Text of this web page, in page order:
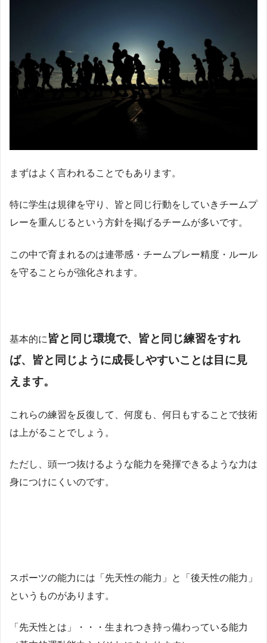
まずはよく言われることでもあります。
特に学生は規律を守り、皆と同じ行動をしていきチームプ
レーを重んじるという方針を掲げるチームが多いです。
この中で育まれるのは連帯感・チームプレー精度・ルール
を守ることらが強化されます。
基本的に皆と 同じ環境で、皆と同じ練習をすれ
ば、皆と同じように成長しやすいことは目に見
えます。
これらの練習を反復して、何度も、何日もすることで技術
は上がることでしょう。
ただし、頭一つ抜けるような能力を発揮できるような力は
身につけにくいのです。
スポーツの能力には「先天性の能力」と「後天性の能力」
というものがあります。
「先天性とは」・・・生まれつき持っ備わっている能力